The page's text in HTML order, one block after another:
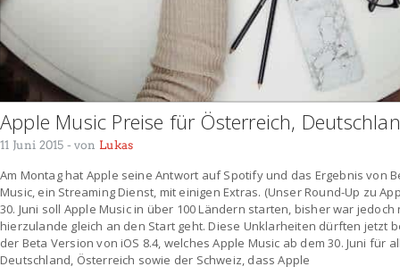
Apple Music Preise für Österreich,
11 Juni 2015 - von Lukas
Am Montag hat Apple seine Antwort auf Spotify und das Ergebnis von
Music, ein Streaming Dienst, mit einigen Extras. (Unser Round-Up zu
30. Juni soll Apple Music in über 100 Ländern starten, bisher war
hierzulande gleich an den Start geht. Diese Unklarheiten dürften jetzt
der Beta Version von iOS 8.4, welches Apple Music ab dem 30. Juni für
Deutschland, Österreich sowie der Schweiz, dass Apple